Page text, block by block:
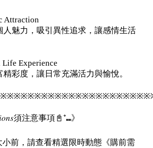
Attraction
人魅力，吸引異性追求，讓感情生活
Life Experience
彩度，讓日常充滿活力與愉悅。
須注意事項📓⁺⑉》
小前，請查看精選限時動態《購前需